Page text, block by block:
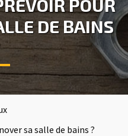
POUR
DE BAINS
sa salle de bains ?